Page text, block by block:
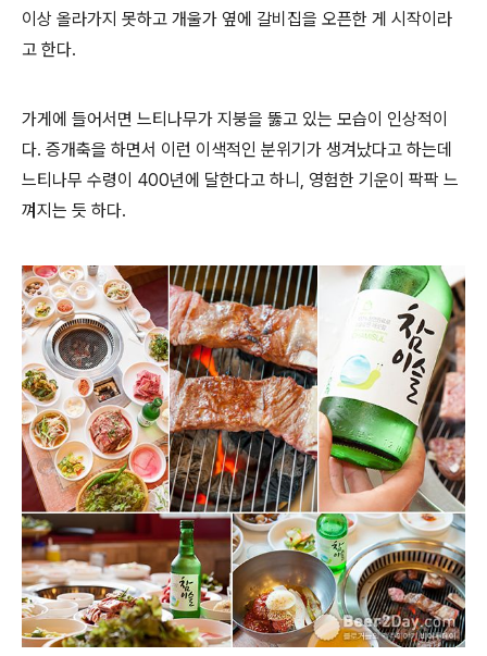
이상 올라가지 못하고 개울가 옆에 갈비집을 오픈한 게 시작이라
고 한다.
가게에 들어서면 느티나무가 지붕을 뚫고 있는 모습이 인상적이
다. 증개축을 하면서 이런 이색적인 분위기가 생겨났다고 하는데
느티나무 수령이 400년에 달한다고 하니, 영험한 기운이 팍팍 느
껴지는 듯 하다.